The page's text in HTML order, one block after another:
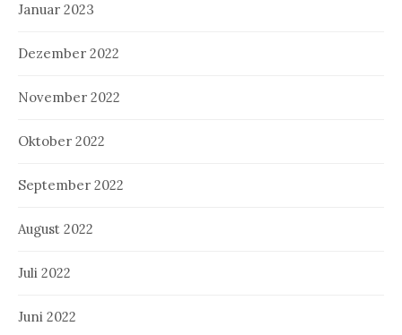
Januar 2023
Dezember 2022
November 2022
Oktober 2022
September 2022
August 2022
Juli 2022
Juni 2022